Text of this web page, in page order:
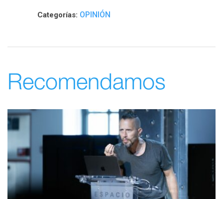
Categorías: OPINIÓN
Recomendamos